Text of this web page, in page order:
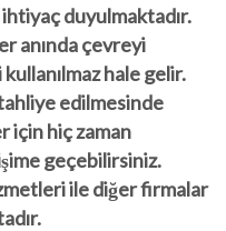
duyulmaktadır.
anında çevreyi
hale gelir.
edilmesinde
için hiç zaman
geçebilirsiniz.
ile diğer firmalar